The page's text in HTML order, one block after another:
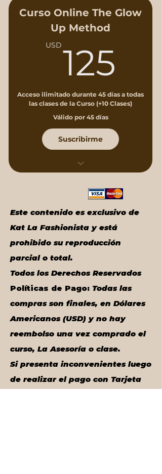
Curso Online The Glow
Up Method
USD125
Acceso ilimitado durante 45 días a todas
las clases de la Curso (+10 Clases)
Válido por 45 días
Suscribirme
Combinaciones en
Combinaciones a través
del Círculo Cromático
Combinaciones en
Estampado
Psicología del Color - El
poder de los colores
Imagen Corporativa -
Imagen Estratégica
Identifica cuáles son
tus Estilos al Vestir
Este contenido es exclusivo de
Kat La Fashionista y está
prohibido su reproducción
parcial o total.
Todos los Derechos Reservados
Políticas de Pago: Todas las
compras son finales, en Dólares
Americanos (USD) y no hay
reembolso una vez comprado el
curso, La Asesoría o clase.
Si presenta inconvenientes luego
de realizar el pago con Tarjeta